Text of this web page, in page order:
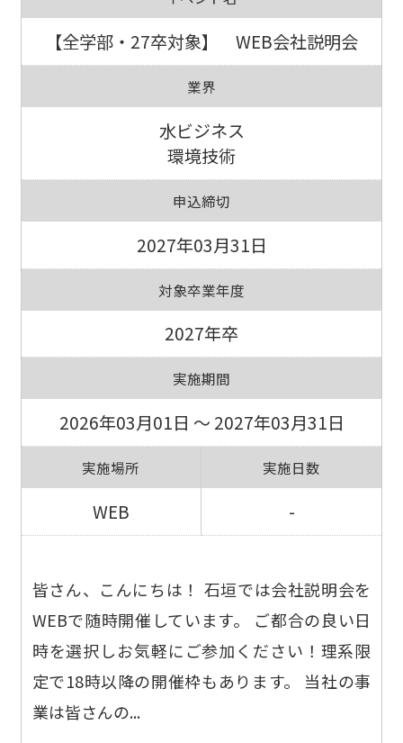
【全学部・27卒対象】 WEB会社説明会
業界
水ビジネス
環境技術
申込締切
2027年03月31日
対象卒業年度
2027年卒
実施期間
2026年03月01日 ～ 2027年03月31日
実施場所
WEB
実施日数
-
皆さん、こんにちは！ 石垣では会社説明会を
WEBで随時開催しています。 ご都合の良い日
時を選択しお気軽にご参加ください！理系限
定で18時以降の開催枠もあります。 当社の事
業は皆さんの...